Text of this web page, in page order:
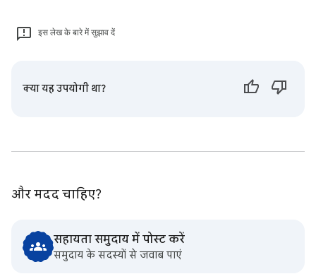
इस लेख के बारे में सुझाव दें
क्या यह उपयोगी था?
और मदद चाहिए?
सहायता समुदाय में पोस्ट करें
समुदाय के सदस्यों से जवाब पाएं